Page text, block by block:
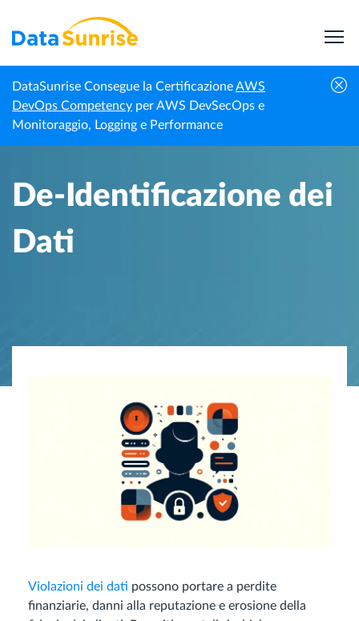
DataSunrise Consegue la CertificazioneAWS
DevOps Competency per AWS DevSecOps e
Monitoraggio, Logging e Performance
Homepage Centro di Conoscenza De-Identificazione dei Dati
De-Identificazione dei
Dati
Violazioni dei dati possono portare a perdite
finanziarie, danni alla reputazione e erosione della